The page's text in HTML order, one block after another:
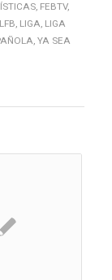
, FEBTV,
LFB, LIGA, LIGA
, YA SEA